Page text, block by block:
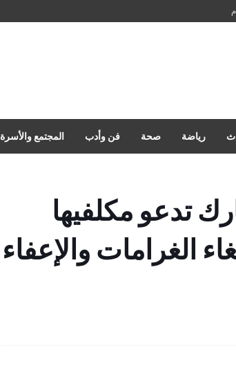
رياضة صحة فن وأدب المجتمع والأسرة
تدعو مكلفيها
الغرامات والإعفاء